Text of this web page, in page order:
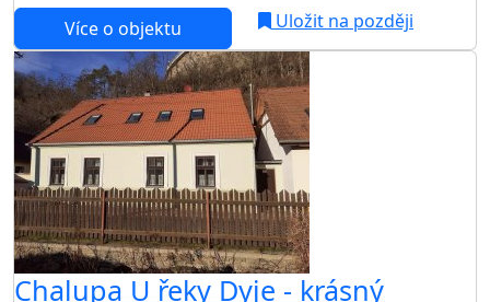
Více o objektu Uložit na později
Chalupa U řeky Dyje - krásný